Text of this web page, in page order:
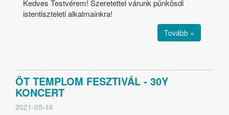
Kedves Testvérem! Szeretettel várunk pünkösdi
istentiszteleti alkalmainkra!
Tovább »
ÖT TEMPLOM FESZTIVÁL - 30Y
KONCERT
2021-05-16